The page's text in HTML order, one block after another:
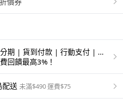
期 | 貨到付款 | 行動支付 | 超
| 銀聯卡
回饋最高3%！
配送 未滿$490 運費$75